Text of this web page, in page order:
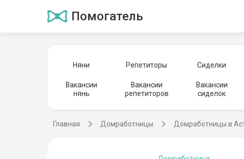
Помогатель
Няни Репетиторы Сиделки
Вакансии
нянь
Вакансии
репетиторов
Вакансии
сиделок
Главная Домработницы Домработницы в